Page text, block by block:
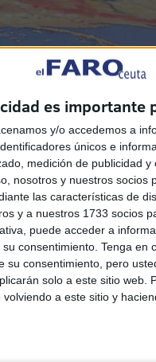
es importante
y/o accedemos a
únicos e
medición de publicidad
nosotros y nuestros socios
las características de
y a nuestros 1733 socios
puede acceder a
consentimiento. Tenga en
su consentimiento, pero
solo a este sitio web.
a este sitio y